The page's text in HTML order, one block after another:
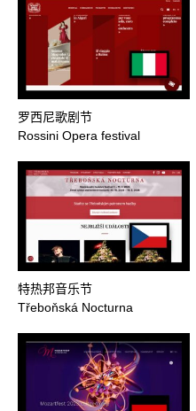
罗西尼歌剧节
Rossini Opera festival
特热邦音乐节
Třeboňská Nocturna